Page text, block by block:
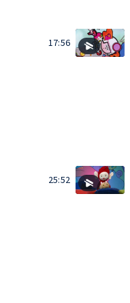
17:56
25:52